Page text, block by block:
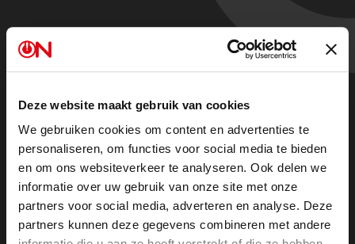
Deze website maakt gebruik van cookies
We gebruiken cookies om content en advertenties te
personaliseren, om functies voor social media te bieden
en om ons websiteverkeer te analyseren. Ook delen we
informatie over uw gebruik van onze site met onze
partners voor social media, adverteren en analyse. Deze
partners kunnen deze gegevens combineren met andere
Is dit een man of een vrouw? Mogen we daar
überhaupt nog wel wat zeggen?
Elja van Middelkoop gaat met een foto van een
de mensen.
Foutcode 403
De gewenste stream is op dit moment niet